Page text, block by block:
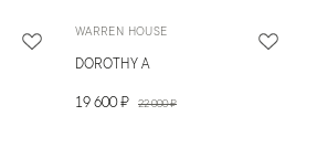
WARREN HOUSE
DOROTHY A
19 600 ₽ 22 000 ₽